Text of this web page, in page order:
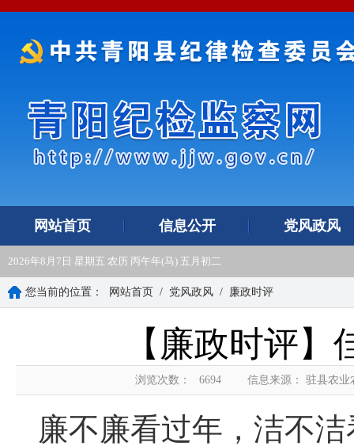
网站首页 信息公开 党风政风
2026年8月7日 星期五 农历 丙午年(马) 五月初二
您当前的位置： 网站首页 / 党风政风 / 廉政时评
【廉政时评】
浏览次数： 6694 信息来源： 驻县农
廉不廉看过年，洁不